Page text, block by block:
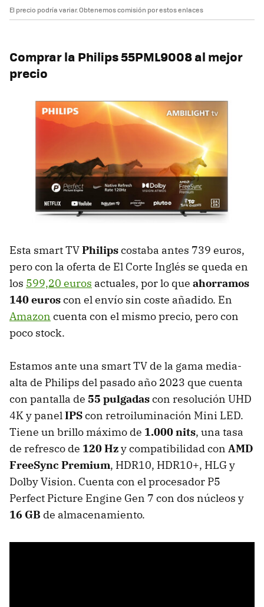
El precio podría variar. Obtenemos comisión por estos enlaces
Comprar la Philips 55PML9008 al mejor
precio
Esta smart TVPhilipscostaba antes 739 euros,
pero con la oferta de El Corte Inglés se queda en
los 599,20 euros actuales, por lo que ahorramos
140 euroscon el envío sin coste añadido. En
Amazon cuenta con el mismo precio, pero con
poco stock.
Estamos ante una smart TV de la gama media-
alta de Philips del pasado año 2023 que cuenta
con pantalla de 55 pulgadascon resolución UHD
4K y panelIPScon retroiluminación Mini LED.
Tiene un brillo máximo de 1.000 nits, una tasa
de refresco de 120 Hzy compatibilidad con AMD
FreeSync Premium, HDR10, HDR10+, HLG y
Dolby Vision. Cuenta con el procesador P5
Perfect Picture Engine Gen 7 con dos núcleos y
16 GB de almacenamiento.